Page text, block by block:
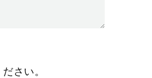
さい。